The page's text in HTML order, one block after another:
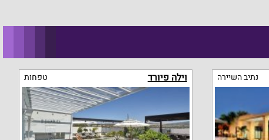
נתיב השיירה וילה פיורד טפחות